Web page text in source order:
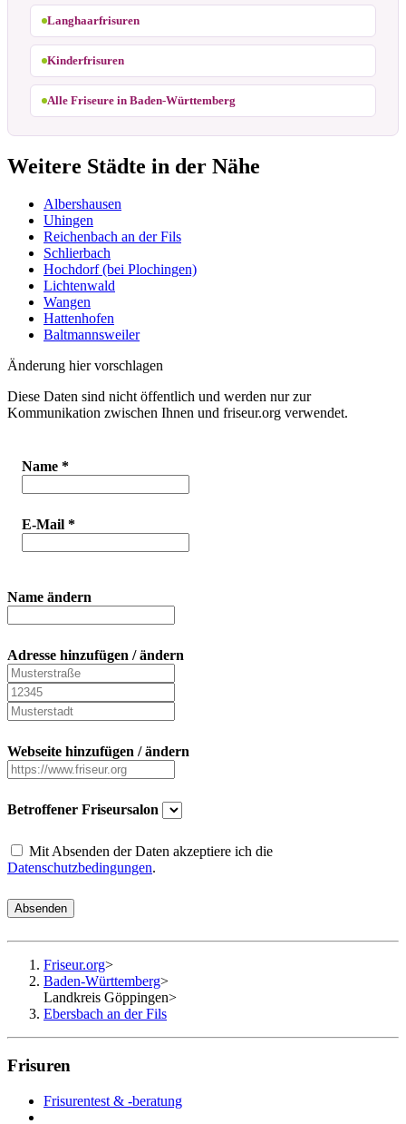
Langhaarfrisuren
Kinderfrisuren
Alle Friseure in Baden-Württemberg
Weitere Städte in der Nähe
Albershausen
Uhingen
Reichenbach an der Fils
Schlierbach
Hochdorf (bei Plochingen)
Lichtenwald
Wangen
Hattenhofen
Baltmannsweiler
Änderung hier vorschlagen
Diese Daten sind nicht öffentlich und werden nur zur
Kommunikation zwischen Ihnen und friseur.org verwendet.
Name *
E-Mail *
Name ändern
Adresse hinzufügen / ändern
Webseite hinzufügen / ändern
Betroffener Friseursalon
Mit Absenden der Daten akzeptiere ich die
Datenschutzbedingungen.
Absenden
Friseur.org>
Baden-Württemberg>
Landkreis Göppingen>
Ebersbach an der Fils
Frisuren
Frisurentest & -beratung